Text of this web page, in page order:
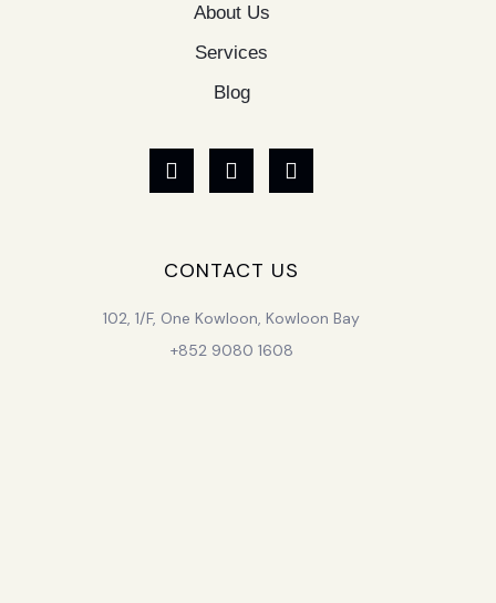
About Us
Services
Blog
CONTACT US
102, 1/F, One Kowloon, Kowloon Bay
+852 9080 1608